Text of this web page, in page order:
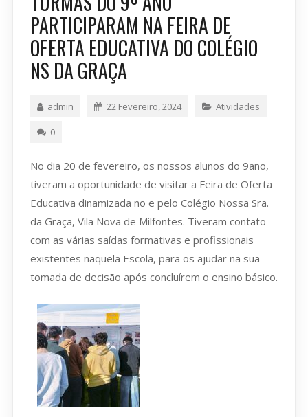
PARTICIPARAM NA FEIRA DE
OFERTA EDUCATIVA DO COLÉGIO
NS DA GRAÇA
admin 22 Fevereiro, 2024 Atividades
0
No dia 20 de fevereiro, os nossos alunos do 9ano,
tiveram a oportunidade de visitar a Feira de Oferta
Educativa dinamizada no e pelo Colégio Nossa Sra.
da Graça, Vila Nova de Milfontes. Tiveram contato
com as várias saídas formativas e profissionais
existentes naquela Escola, para os ajudar na sua
tomada de decisão após concluírem o ensino básico.